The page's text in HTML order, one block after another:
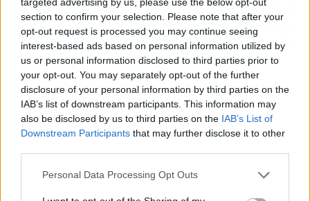
section to confirm your selection. Please note that after your
opt-out request is processed you may continue seeing
interest-based ads based on personal information utilized by
us or personal information disclosed to third parties prior to
your opt-out. You may separately opt-out of the further
disclosure of your personal information by third parties on the
IAB’s list of downstream participants. This information may
also be disclosed by us to third parties on the IAB’s List of
Downstream Participants that may further disclose it to other
Personal Data Processing Opt Outs
DIRECTO DEL BETIS
EN EL COCHE A APPLE
CARPLAY Y ANDROID
AUTO